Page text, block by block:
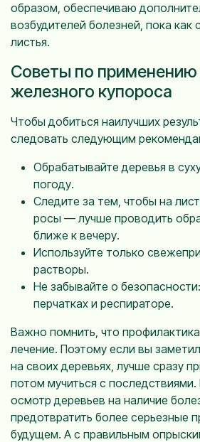
образом, обеспечиваю
возбудителей болезней, пока как
листья.
Советы по применению
железного купороса
Чтобы добиться наилучших
следовать следующим
Обрабатывайте деревья в
погоду.
Следите за тем, чтобы на
росы — лучше проводить
ближе к вечеру.
Используйте только
растворы.
Не забывайте о
перчатках и респираторе.
Важно помнить, что
лечение. Поэтому если вы
на своих деревьях, лучше сразу
потом мучиться с
осмотр деревьев на наличие
предотвратить более серьезные
будущем. А с правильным